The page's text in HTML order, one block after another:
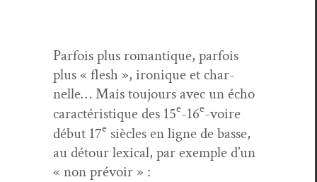
Par­fois plus roman­tique, par­fois
plus « flesh », ironique et char­
nelle… Mais tou­jours avec un écho
car­ac­téris­tique des 15e-16e-voire
début 17e siè­cles en ligne de basse,
au détour lex­i­cal, par exem­ple d’un
« non prévoir » :